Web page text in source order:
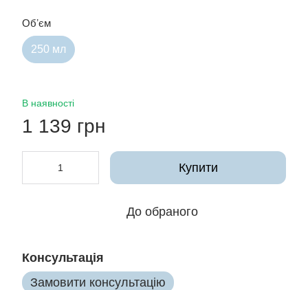
Обʼєм
250 мл
В наявності
1 139 грн
Купити
До обраного
Консультація
Замовити консультацію